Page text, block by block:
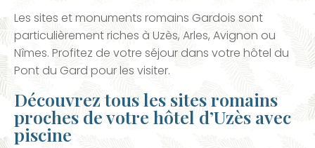
Les sites et monuments romains Gardois sont
particulièrement riches à Uzès, Arles, Avignon ou
Nîmes. Profitez de votre séjour dans votre hôtel du
Pont du Gard pour les visiter.
Découvrez tous les sites romains
proches de votre hôtel d’Uzès avec
piscine